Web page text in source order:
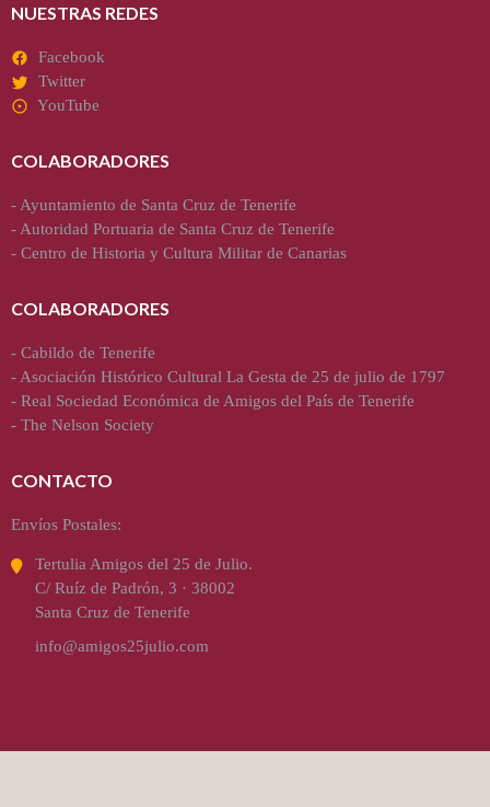
NUESTRAS REDES
Facebook
Twitter
YouTube
COLABORADORES
- Ayuntamiento de Santa Cruz de Tenerife
- Autoridad Portuaria de Santa Cruz de Tenerife
- Centro de Historia y Cultura Militar de Canarias
COLABORADORES
- Cabildo de Tenerife
- Asociación Histórico Cultural La Gesta de 25 de julio de 1797
- Real Sociedad Económica de Amigos del País de Tenerife
- The Nelson Society
CONTACTO
Envíos Postales:
Tertulia Amigos del 25 de Julio.
C/ Ruíz de Padrón, 3 · 38002
Santa Cruz de Tenerife
info@amigos25julio.com